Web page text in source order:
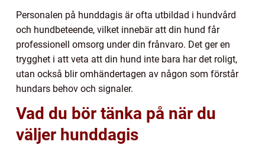
Personalen på hunddagis är ofta utbildad i hundvård
och hundbeteende, vilket innebär att din hund får
professionell omsorg under din frånvaro. Det ger en
trygghet i att veta att din hund inte bara har det roligt,
utan också blir omhändertagen av någon som förstår
hundars behov och signaler.
Vad du bör tänka på när du
väljer hunddagis